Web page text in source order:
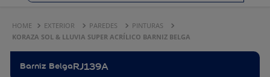
EXTERIOR PAREDES
PINTURAS
KORAZA SOL & LLUVIA SUPER ACRÍLICO BARNIZ BELGA
Barniz BelgaRJ139A